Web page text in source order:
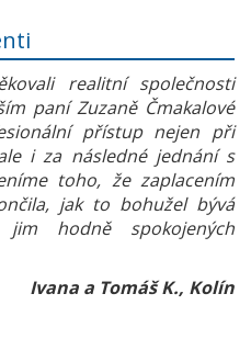
realitní společnosti
paní Zuzaně Čmakalové
přístup nejen při
i za následné jednání s
toho, že zaplacením
jak to bohužel bývá
hodně spokojených
Ivana a Tomáš K., Kolín